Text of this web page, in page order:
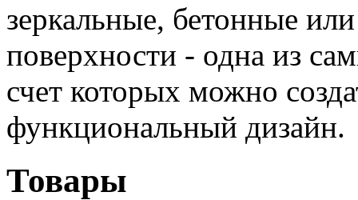
зеркальные, бетонные
поверхности - одна из
счет которых можно
функциональный дизайн.
Товары